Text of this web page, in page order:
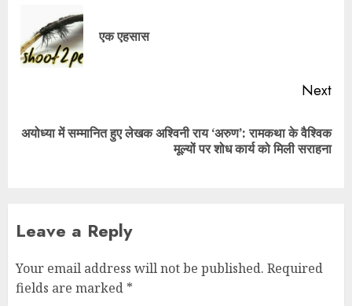
एक एहसास
Next
अयोध्या में सम्मानित हुए लेखक अश्विनी राय ‘अरुण’: रामकथा के वैश्विक
मूल्यों पर शोध कार्य को मिली सराहना
Leave a Reply
Your email address will not be published. Required
fields are marked *